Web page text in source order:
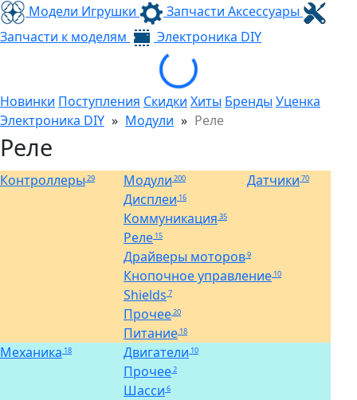
Модели Игрушки
Запчасти Аксессуары
Запчасти к моделям
Электроника DIY
Loading...
Новинки Поступления Скидки Хиты Бренды Уценка
Электроника DIY » Модули » Реле
Реле
Контроллеры 29 Модули 200 Датчики 70
Дисплеи 16
Коммуникация 35
Реле 15
Драйверы моторов9
Кнопочное управление 10
Shields 7
Прочее20
Питание 18
Механика 18 Двигатели 10
Прочее2
Шасси 6